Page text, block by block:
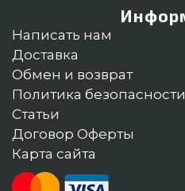
Написать нам
Доставка
Обмен и возврат
Политика безопасности
Статьи
Договор Оферты
Карта сайта